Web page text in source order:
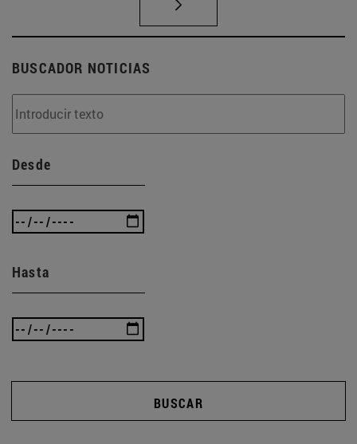
BUSCADOR NOTICIAS
Desde
Hasta
BUSCAR